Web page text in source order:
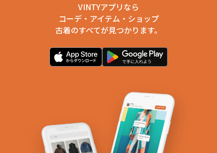
VINTYアプリなら
コーデ・アイテム・ショップ
古着のすべてが見つかります。